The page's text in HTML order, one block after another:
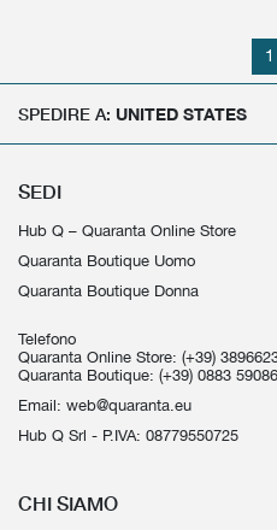
1
SPEDIRE A: UNITED STATES
SEDI
Hub Q – Quaranta Online Store
Quaranta Boutique Uomo
Quaranta Boutique Donna
Telefono
Quaranta Online Store: (+39)
Quaranta Boutique: (+39) 0883
Email: web@quaranta.eu
Hub Q Srl - P.IVA: 08779550725
CHI SIAMO